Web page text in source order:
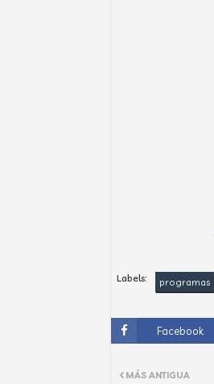
Labels: programas
Facebook
MÁS ANTIGUA